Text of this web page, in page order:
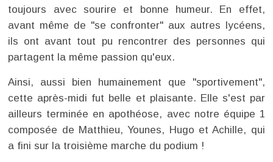
toujours avec sourire et bonne humeur. En effet,
avant même de "se confronter" aux autres lycéens,
ils ont avant tout pu rencontrer des personnes qui
partagent la même passion qu'eux.
Ainsi, aussi bien humainement que "sportivement",
cette après-midi fut belle et plaisante. Elle s'est par
ailleurs terminée en apothéose, avec notre équipe 1
composée de Matthieu, Younes, Hugo et Achille, qui
a fini sur la troisième marche du podium !